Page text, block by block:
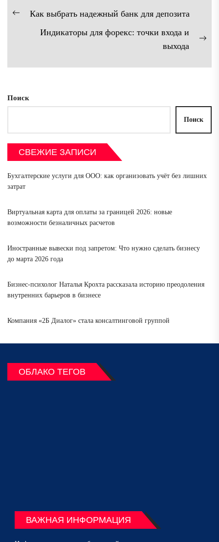
Навигация
записям
Предыдущая
Как выбрать надежный банк для депозита
Индикаторы для форекс: точки входа и
выхода
Поиск
Поиск
СВЕЖИЕ ЗАПИСИ
Бухгалтерские услуги для ООО: как организовать учёт без лишних
затрат
Виртуальная карта для оплаты за границей 2026: новые
возможности безналичных расчетов
Иностранные вывески под запретом: Что нужно сделать бизнесу
до марта 2026 года
Бизнес-психолог Наталья Крохта рассказала историю преодоления
внутренних барьеров в бизнесе
Компания «2Б Диалог» стала консалтинговой группой
ОБЛАКО ТЕГОВ
ВАЖНАЯ ИНФОРМАЦИЯ